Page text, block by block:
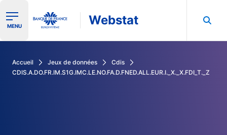
Ouvrir le menu de navigation
MENU Webstat
Accueil Jeux de données
Cdis
CDIS.A.DO.FR.IM.S1G.IMC.LE.NO.FA.D.FNED.ALL.EUR.I._X._X.FDI_T._Z